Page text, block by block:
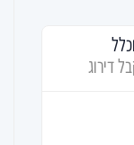
דירוג